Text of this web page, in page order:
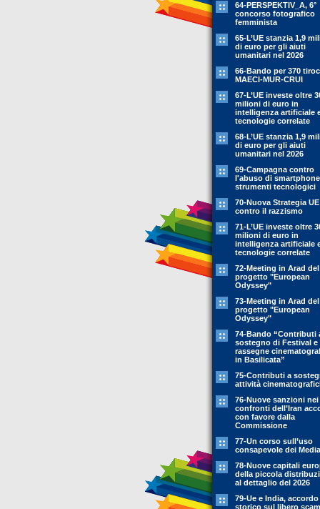
64-PERSPEKTIV_A, 6°
concorso fotografico
femminista
65-L’UE stanzia 1,9
di euro per gli aiuti
umanitari nel 2026
66-Bando per 370
MAECI-MUR-CRUI
67-L’UE investe oltre
milioni di euro in
intelligenza artificiale
tecnologie correlate
68-L’UE stanzia 1,9
di euro per gli aiuti
umanitari nel 2026
69-Campagna contro
l'abuso di
strumenti tecnologici
70-Nuova Strategia UE
contro il razzismo
71-L’UE investe oltre
milioni di euro in
intelligenza artificiale
tecnologie correlate
72-Meeting in Arad del
progetto "European
Odyssey"
73-Meeting in Arad del
progetto "European
Odyssey"
74-Bando “Contributi
sostegno di Festival e
rassegne
in Basilicata”
75-Contributi a
attività
76-Nuove sanzioni nei
confronti dell’Iran
con favore dalla
Commissione
77-Un corso sull’uso
consapevole dei Media
78-Nuove capitali
della piccola
al dettaglio del 2026
79-Ue e India, accordo
storico sul libero